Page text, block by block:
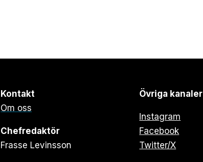
Kontakt
Om oss
Chefredaktör
Frasse Levinsson
Övriga kanaler
Instagram
Facebook
Twitter/X